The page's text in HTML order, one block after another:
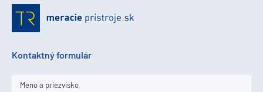
Kontaktný formulár